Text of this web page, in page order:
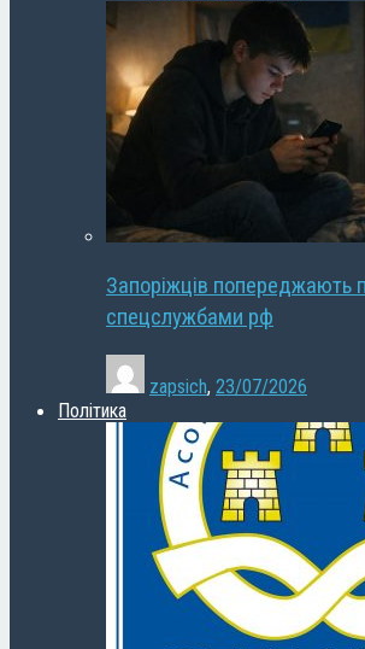
Запоріжців попереджають
спецслужбами рф
zapsich, 23/07/2026
Політика